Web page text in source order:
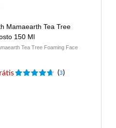
Mamaearth Tea Tree
150 Ml
Tea Tree Foaming Face
(3)